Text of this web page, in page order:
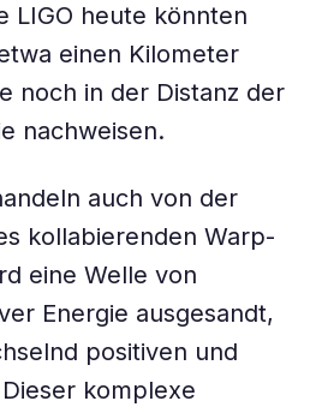
LIGO heute könnten
einen Kilometer
noch in der Distanz der
nachweisen.
auch von der
kollabierenden Warp-
eine Welle von
Energie ausgesandt,
positiven und
komplexe